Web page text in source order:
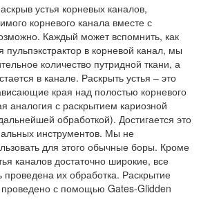
устья корневых каналов,
корневого канала вместе с
Каждый может вспомнить, как
пульпэкстрактор в корневой канал, мы
количество путридной ткани, а
в канале. Раскрыть устья – это
края над полостью корневого
аналогия с раскрытием кариозной
обработкой). Достигается это
инструментов. Мы не
для этого обычные боры. Кроме
каналов достаточно широкие, все
их обработка. Раскрытие
проведено с помощью Gates-Glidden